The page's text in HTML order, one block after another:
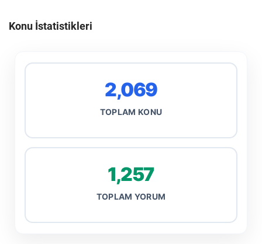
Konu İstatistikleri
2,069
TOPLAM KONU
1,257
TOPLAM YORUM